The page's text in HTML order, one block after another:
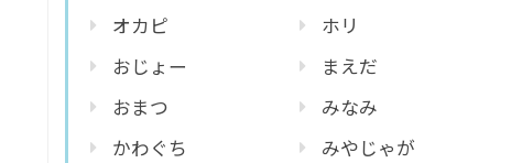
オカピ
おじょー
おまつ
かわぐち
ホリ
まえだ
みなみ
みやじゃが